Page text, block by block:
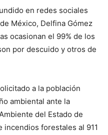
en redes sociales
México, Delfina Gómez
ocasionan el 99% de los
por descuido y otros de
a la población
ambiental ante la
del Estado de
incendios forestales al 911